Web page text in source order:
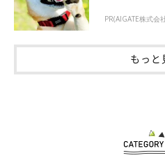
飼い主さんはなごみちゃんの様子
んに送ったそう。すると、パパさ
PR(AIGATE株式会
もっと